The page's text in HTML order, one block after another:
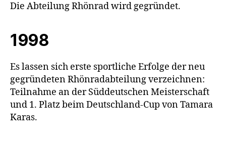
Die Abteilung Rhönrad wird gegründet.
1998
Es lassen sich erste sportliche Erfolge der neu
gegründeten Rhönradabteilung verzeichnen:
Teilnahme an der Süddeutschen Meisterschaft
und 1. Platz beim Deutschland-Cup von Tamara
Karas.